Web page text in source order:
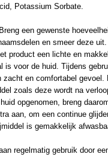
Potassium Sorbate.
Breng een gewenste
en smeer deze
product een lichte en
is voor de huid. Tijdens
zacht en comfortabel gevoel.
zoals deze wordt na
opgenomen, breng
aan, om een continue
is gemakkelijk
regelmatig gebruik door